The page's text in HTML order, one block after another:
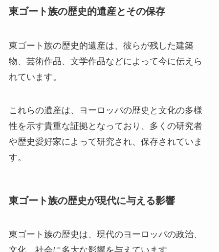
東ゴート族の歴史的遺産とその保存
東ゴート族の歴史的遺産は、彼らが残した建築
物、芸術作品、文学作品などによって今に伝えら
れています。
これらの遺産は、ヨーロッパの歴史と文化の多様
性を示す貴重な証拠となっており、多くの研究者
や歴史愛好家によって研究され、保存されていま
す。
東ゴート族の歴史が現代に与える影響
東ゴート族の歴史は、現代のヨーロッパの政治、